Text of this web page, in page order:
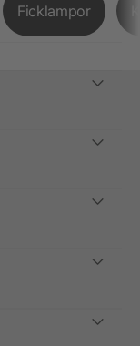
Ficklampor